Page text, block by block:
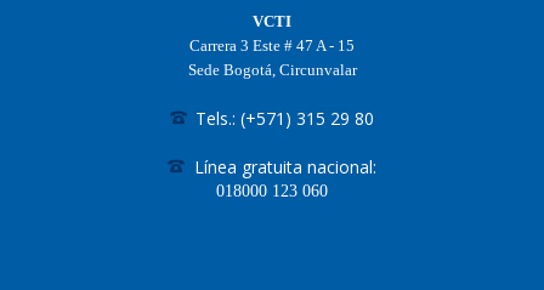
VCTI
Carrera 3 Este # 47 A - 15
Sede Bogotá, Circunvalar
Tels.: (+571) 315 29 80
Línea gratuita nacional:
018000 123 060